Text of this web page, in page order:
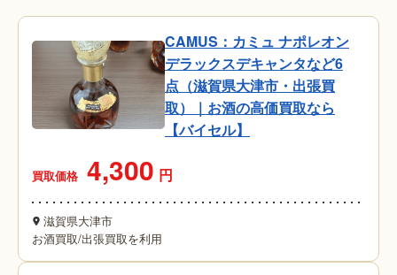
CAMUS：カミュ ナポレオン
デラックスデキャンタなど6
点（滋賀県大津市・出張買
取）｜お酒の高価買取なら
【バイセル】
買取価格 4,300 円
滋賀県大津市
お酒買取/出張買取を利用